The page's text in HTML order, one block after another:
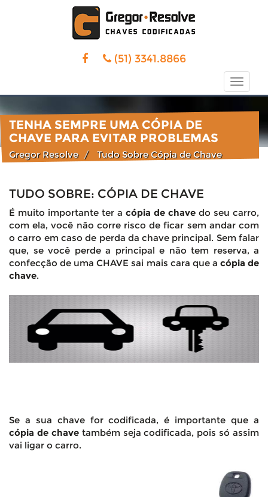
(51) 3341.8866
Toggle
TENHA SEMPRE UMA CÓPIA DE
CHAVE PARA EVITAR PROBLEMAS
Gregor Resolve Tudo Sobre Cópia de Chave
TUDO SOBRE: CÓPIA DE CHAVE
É muito importante ter a cópia de chave do seu carro,
com ela, você não corre risco de ficar sem andar com
o carro em caso de perda da chave principal. Sem falar
que, se você perde a principal e não tem reserva, a
confecção de uma CHAVE sai mais cara que a cópia de
chave.
Se a sua chave for codificada, é importante que a
cópia de chavetambém seja codificada, pois só assim
vai ligar o carro.